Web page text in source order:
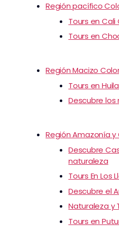
Región pacífico
Tours en
Tours en
Región Macizo
Tours en
Descubre los
Región Amazonía y
Descubre
naturaleza
Tours En Los
Descubre el
Naturaleza y
Tours en